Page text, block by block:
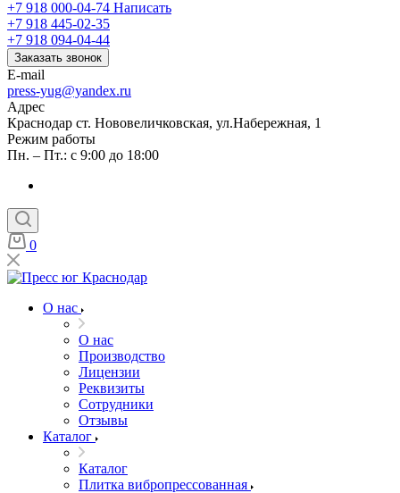
+7 918 000-04-74 Написать
+7 918 445-02-35
+7 918 094-04-44
Заказать звонок
E-mail
press-yug@yandex.ru
Адрес
Краснодар ст. Нововеличковская, ул.Набережная, 1
Режим работы
Пн. – Пт.: с 9:00 до 18:00
0
О нас
О нас
Производство
Лицензии
Реквизиты
Сотрудники
Отзывы
Каталог
Каталог
Плитка вибропрессованная